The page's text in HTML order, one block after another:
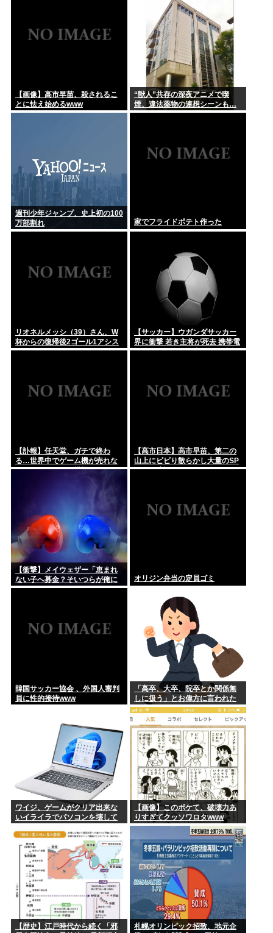
NISA民、『オルカン』『S&P500』『NASDAQ100』し...
円は年末149円に 協調介入に加え日銀早期利上げ想定
【画像】高市早苗、殺されるこ
とに怯え始めるwww
“獣人”共存の深夜アニメで喫
煙、違法薬物の連想シーンも…
視聴者批判でBPO議論
週刊少年ジャンプ、史上初の100
万部割れ
家でフライドポテト作った
リオネルメッシ（39）さん、W
杯からの復帰後2ゴール1アシス
トしてしまうwww
【サッカー】ウガンダサッカー
界に衝撃 若き主将が死去 携帯電
話強盗に抵抗した末に石で滅多
【訃報】任天堂、ガチで終わ
る…世界中でゲーム機が売れな
くなってしまった模様
【高市日本】高市早苗、第二の
山上にビビり散らかし大量のSP
を従え演説台にも全面防弾ガラ
【衝撃】メイウェザー「恵まれ
ない子へ募金？そいつらが俺に
何かしてくれたの
オリジン弁当の定員ゴミ
韓国サッカー協会 、外国人審判
員に性的接待www
「高卒、大卒、院卒とか関係無
しに扱う」とお偉方に言われた
修士卒の女の子が...
ワイジ、ゲームがクリア出来な
いイライラでパソコンを壊して
【画像】このボケて、破壊力あ
りすぎてクッソワロタwww
【歴史】江戸時代から続く「邪
札幌オリンピック招致、地元企